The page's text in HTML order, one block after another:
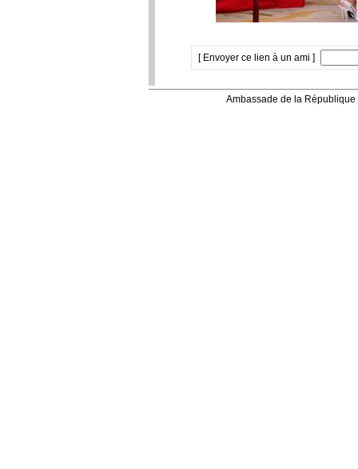
[ Envoyer ce lien à un ami ]
Ambassade de la